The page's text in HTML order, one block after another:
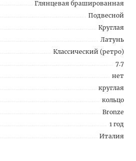
Глянцевая брашированная
Подвесной
Круглая
Латунь
Классический (ретро)
7.7
нет
круглая
кольцо
Bronze
1 год
Италия